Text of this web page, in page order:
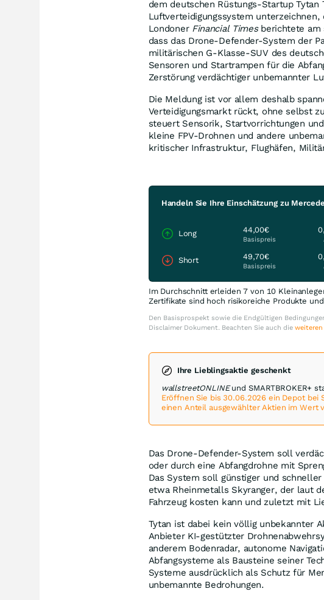
dem deutschen Rüstungs-Startup Tytan
Luftverteidigungssystem
Londoner Financial Timesberichtete am
dass das Drone-Defender-System der
militärischen G-Klasse-SUV des
Sensoren und Startrampen für die
Zerstörung verdächtiger unbemannter
Die Meldung ist vor allem deshalb
Verteidigungsmarkt rückt, ohne selbst
steuert Sensorik, Startvorrichtungen
kleine FPV-Drohnen und andere
kritischer Infrastruktur, Flughäfen,
Handeln Sie Ihre Einschätzung zu
Long 44,00€
Basispreis
Short 49,70€
Basispreis
Im Durchschnitt erleiden 7 von 10
Zertifikate sind hoch risikoreiche Produkte
Den Basisprospekt sowie die Endgültigen
Disclaimer Dokument. Beachten Sie auch die weiteren
Ihre Lieblingsaktie geschenkt
wallstreetONLINEund SMARTBROKER+
Eröffnen Sie bis 30.06.2026 ein Depot
einen Anteil ausgewählter Aktien im Wert
Das Drone-Defender-System soll
oder durch eine Abfangdrohne mit
Das System soll günstiger und
etwa Rheinmetalls Skyranger, der laut
Fahrzeug kosten kann und zuletzt mit
Tytan ist dabei kein völlig unbekannter
Anbieter KI-gestützter
anderem Bodenradar, autonome
Abfangsysteme als Bausteine seiner
Systeme ausdrücklich als Schutz für
unbemannte Bedrohungen.